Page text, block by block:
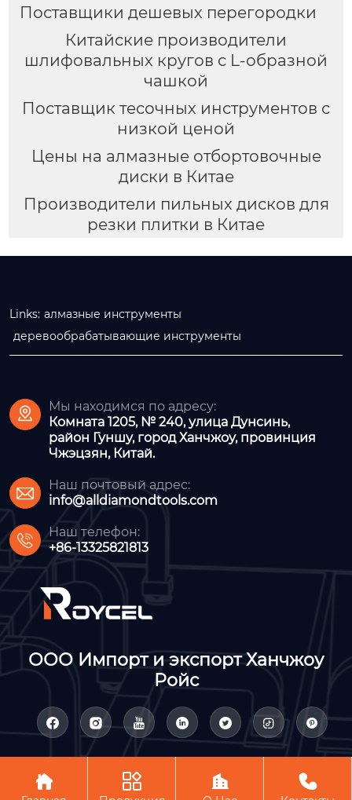
Поставщики дешевых перегородки
Китайские производители
шлифовальных кругов с L-образной
чашкой
Поставщик тесочных инструментов с
низкой ценой
Цены на алмазные отбортовочные
диски в Китае
Производители пильных дисков для
резки плитки в Китае
Links: алмазные инструменты
деревообрабатывающие инструменты

Мы находимся по адресу:
Комната 1205, № 240, улица Дунсинь,
район Гуншу, город Ханчжоу, провинция
Чжэцзян, Китай.

Наш почтовый адрес:
info@alldiamondtools.com

Наш телефон:
+86-13325821813
ООО Импорт и экспорт Ханчжоу
Ройс
      
Авторское право©ООО Импорт и экспорт Ханчжоу Ройс
   